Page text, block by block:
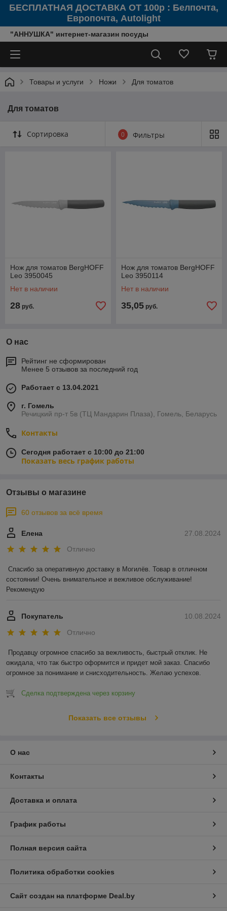
БЕСПЛАТНАЯ ДОСТАВКА ОТ 100р : Белпочта,
Европочта, Autolight
"АННУШКА" интернет-магазин посуды
Товары и услуги Ножи Для томатов
Для томатов
Сортировка 0 Фильтры
Нож для томатов BergHOFF
Leo 3950045
Нет в наличии
28 руб.
Нож для томатов BergHOFF
Leo 3950114
Нет в наличии
35,05 руб.
О нас
Рейтинг не сформирован
Менее 5 отзывов за последний год
Работает с 13.04.2021
г. Гомель
Речицкий пр-т 5в (ТЦ Мандарин Плаза), Гомель, Беларусь
Контакты
Сегодня работает с 10:00 до 21:00
Показать весь график работы
Отзывы о магазине
60 отзывов за всё время
27.08.2024
Елена
Отлично
Спасибо за оперативную доставку в Могилёв. Товар в отличном
состоянии! Очень внимательное и вежливое обслуживание!
Рекомендую
10.08.2024
Покупатель
Отлично
Продавцу огромное спасибо за вежливость, быстрый отклик. Не
ожидала, что так быстро оформится и придет мой заказ. Спасибо
огромное за понимание и снисходительность. Желаю успехов.
Сделка подтверждена через корзину
Показать все отзывы
О нас
Контакты
Доставка и оплата
График работы
Полная версия сайта
Политика обработки cookies
Сайт создан на платформе Deal.by